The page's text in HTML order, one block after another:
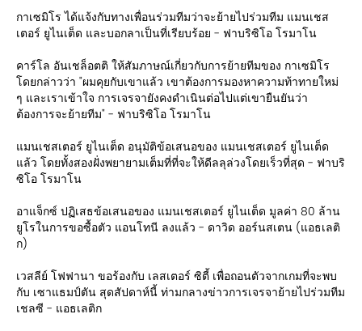
กาเซมิโร ได้แจ้งกับทางเพื่อนร่วมทีมว่าจะย้ายไปร่วมทีม แมนเชส
เตอร์ ยูไนเต็ด และบอกลาเป็นที่เรียบร้อย - ฟาบริซิโอ โรมาโน
คาร์โล อันเชล็อตติ ให้สัมภาษณ์เกี่ยวกับการย้ายทีมของ กาเซมิโร
โดยกล่าวว่า "ผมคุยกับเขาแล้ว เขาต้องการมองหาความท้าทายใหม่
ๆ และเราเข้าใจ การเจรจายังคงดำเนินต่อไปแต่เขายืนยันว่า
ต้องการจะย้ายทีม" - ฟาบริซิโอ โรมาโน
แมนเชสเตอร์ ยูไนเต็ด อนุมัติข้อเสนอของ แมนเชสเตอร์ ยูไนเต็ด
แล้ว โดยทั้งสองฝั่งพยายามเต็มที่ที่จะให้ดีลลุล่วงโดยเร็วที่สุด - ฟาบริ
ซิโอ โรมาโน
อาแจ็กซ์ ปฏิเสธข้อเสนอของ แมนเชสเตอร์ ยูไนเต็ด มูลค่า 80 ล้าน
ยูโรในการขอซื้อตัว แอนโทนี ลงแล้ว - ดาวิด ออร์นสเตน (แอธเลติ
ก)
เวสลีย์ โฟฟานา ขอร้องกับ เลสเตอร์ ซิตี้ เพื่อถอนตัวจากเกมที่จะพบ
กับ เซาแธมป์ตัน สุดสัปดาห์นี้ ท่ามกลางข่าวการเจรจาย้ายไปร่วมทีม
เชลซี - แอธเลติก